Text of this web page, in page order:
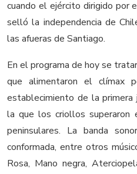
cuando el ejército dirigido por
selló la independencia de
las afueras de Santiago.
En el programa de hoy se
que alimentaron el clímax
establecimiento de la primera
la que los criollos superaron
peninsulares. La banda
conformada, entre otros
Rosa, Mano negra,